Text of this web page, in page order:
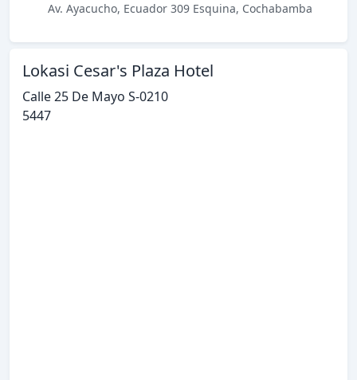
Av. Ayacucho, Ecuador 309 Esquina, Cochabamba
Lokasi Cesar's Plaza Hotel
Calle 25 De Mayo S-0210
5447